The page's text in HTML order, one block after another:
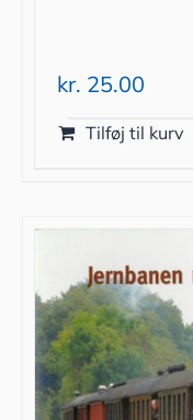
kr. 25.00
Tilføj til kurv